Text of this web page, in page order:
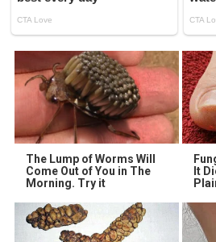
The Lump of Worms Will
Come Out of You in The
Morning. Try it
It